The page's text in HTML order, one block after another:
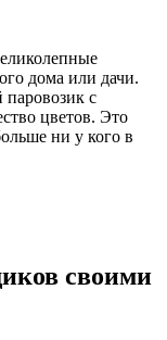
дома или дачи.
с
цветов. Это
ни у кого в
своими